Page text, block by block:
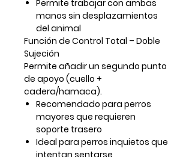
Permite trabajar con ambas
manos sin desplazamientos
del animal
Función de Control Total – Doble
Sujeción
Permite añadir un segundo punto
de apoyo (cuello +
cadera/hamaca).
Recomendado para perros
mayores que requieren
soporte trasero
Ideal para perros inquietos que